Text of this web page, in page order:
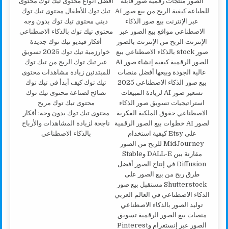
محتوى تيك توك بدون وجه: أفكار
ناجحة لزيادة المشاهدات والأرباح
بالذكاء الاصطناعي